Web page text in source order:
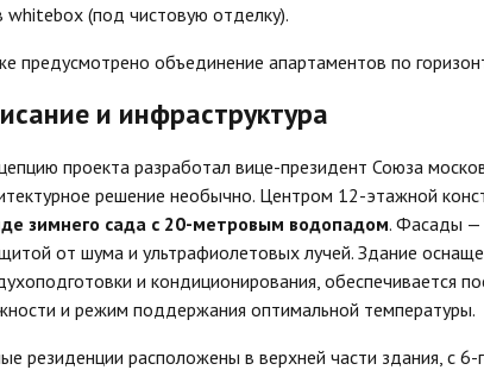
whitebox (под чистовую отделку).
предусмотрено объединение апартаментов по
и инфраструктура
проекта разработал вице-президент Союза
решение необычно. Центром 12-этажной
зимнего сада с 20-метровым водопадом. Фасады —
от шума и ультрафиолетовых лучей. Здание
и кондиционирования, обеспечивается
и режим поддержания оптимальной температуры.
резиденции расположены в верхней части здания, с